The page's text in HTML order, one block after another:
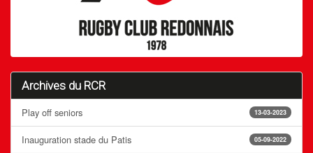
Archives du RCR
13-03-2023
Play off seniors
05-09-2022
Inauguration stade du Patis